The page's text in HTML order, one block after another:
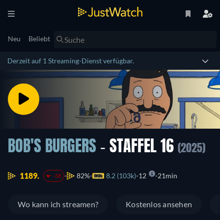
Neu Beliebt
Derzeit auf 1 Streaming-Dienst verfügbar.
BOB'S BURGERS - STAFFEL 16 (2025)
1189. -38 82% 8.2 (103k) 12 21min
Wo kann ich streamen? Kostenlos ansehen